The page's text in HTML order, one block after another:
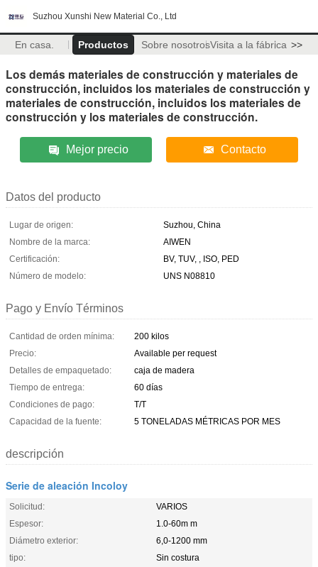
Suzhou Xunshi New Material Co., Ltd
En casa. Productos Sobre nosotrosVisita a la fábrica >>
Los demás materiales de construcción y materiales de
construcción, incluidos los materiales de construcción y
materiales de construcción, incluidos los materiales de
construcción y los materiales de construcción.
Mejor precio Contacto
Datos del producto
Lugar de origen:
Suzhou, China
Nombre de la marca:
AIWEN
Certificación:
BV, TUV, , ISO, PED
Número de modelo:
UNS N08810
Pago y Envío Términos
Cantidad de orden mínima:
200 kilos
Precio:
Available per request
Detalles de empaquetado:
caja de madera
Tiempo de entrega:
60 días
Condiciones de pago:
T/T
Capacidad de la fuente:
5 TONELADAS MÉTRICAS POR MES
descripción
Serie de aleación Incoloy
Solicitud:
VARIOS
Espesor:
1.0-60m m
Diámetro exterior:
6,0-1200 mm
tipo:
Sin costura